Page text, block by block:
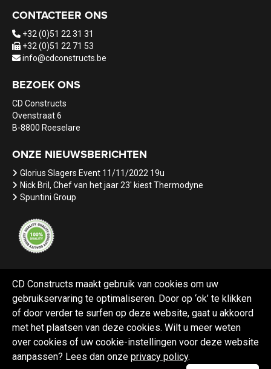
CD Constructs maakt gebruik van cookies om uw
gebruikservaring te optimaliseren. Door op ‘ok’ te klikken
of door verder te surfen op deze website, gaat u akkoord
met het plaatsen van deze cookies. Wilt u meer weten
over cookies of uw cookie-instellingen voor deze website
aanpassen? Lees dan onze privacy policy.
CONTACTEER ONS
+32 (0)51 22 31 31
+32 (0)51 22 71 53
info@cdconstructs.be
BEZOEK ONS
CD Constructs
Ovenstraat 6
B-8800 Roeselare
ONZE NIEUWSBERICHTEN
Glorius Slagers Event 11/11/2022 19u
Nick Bril, Chef van het jaar 23' kiest Thermodyne
Spuntini Group
Referenties Nieuws Vacatures
Webdesign Black Lion